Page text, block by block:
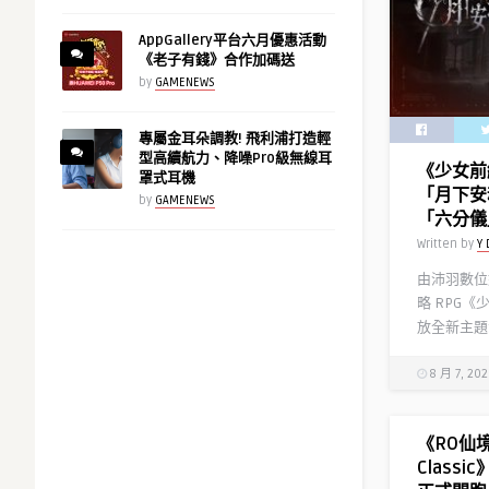
AppGallery平台六月優惠活動
《老子有錢》合作加碼送
by GAMENEWS
專屬金耳朵調教! 飛利浦打造輕
型高續航力、降噪Pro級無線耳
罩式耳機
by GAMENEWS
《少女
「月下
「六分
Written by Y
由沛羽數
略 RPG《
放全新主
8 月 7,
《RO仙
Classic